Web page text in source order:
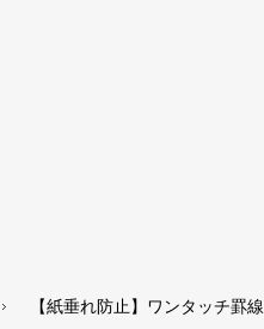
【紙垂れ防止】ワンタッチ罫線